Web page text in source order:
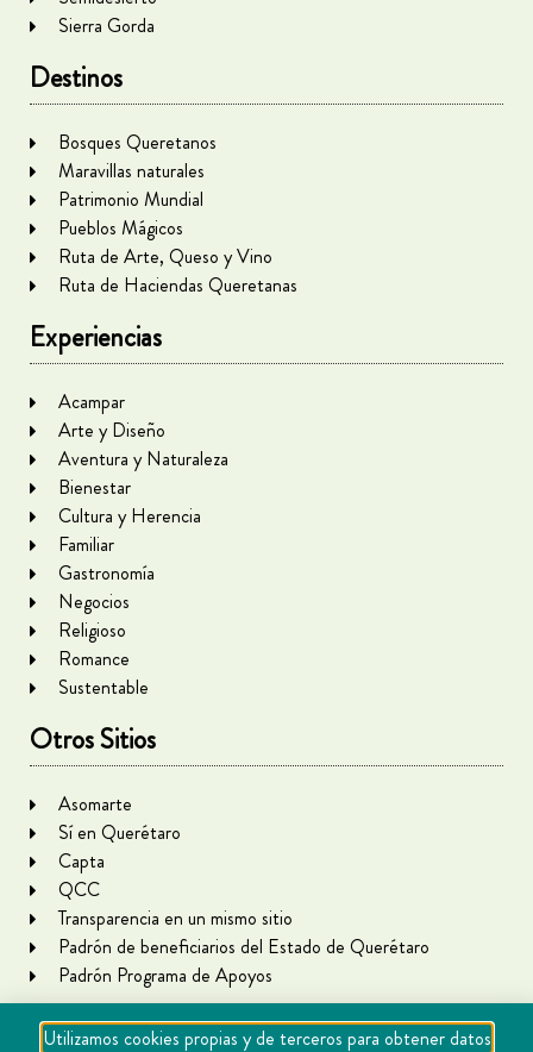
Sierra Gorda
Destinos
Bosques Queretanos
Maravillas naturales
Patrimonio Mundial
Pueblos Mágicos
Ruta de Arte, Queso y Vino
Ruta de Haciendas Queretanas
Experiencias
Acampar
Arte y Diseño
Aventura y Naturaleza
Bienestar
Cultura y Herencia
Familiar
Gastronomía
Negocios
Religioso
Romance
Sustentable
Otros Sitios
Asomarte
Sí en Querétaro
Capta
QCC
Transparencia en un mismo sitio
Padrón de beneficiarios del Estado de Querétaro
Padrón Programa de Apoyos
Utilizamos cookies propias y de terceros para obtener datos